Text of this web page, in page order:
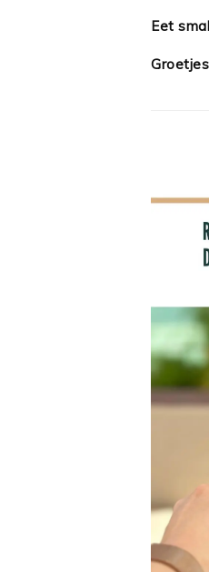
Eet